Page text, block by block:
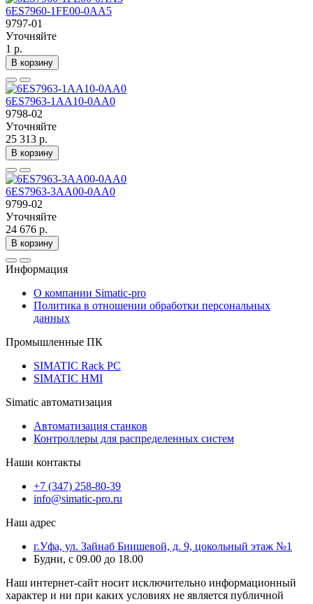
6ES7960-1FE00-0AA5
9797-01
Уточняйте
1 р.
В корзину
6ES7963-1AA10-0AA0
9798-02
Уточняйте
25 313 р.
В корзину
6ES7963-3AA00-0AA0
9799-02
Уточняйте
24 676 р.
В корзину
Информация
О компании Simatic-pro
Политика в отношении обработки персональных
данных
Промышленные ПК
SIMATIC Rack PC
SIMATIC HMI
Simatic автоматизация
Автоматизация станков
Контроллеры для распределенных систем
Наши контакты
+7 (347) 258-80-39
info@simatic-pro.ru
Наш адрес
г.Уфа, ул. Зайнаб Биишевой, д. 9, цокольный этаж №1
Будни, с 09.00 до 18.00
Наш интернет-сайт носит исключительно информационный
характер и ни при каких условиях не является публичной